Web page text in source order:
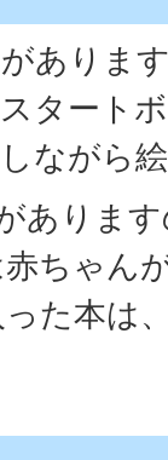
ありま
タート
ながら
ありま
ちゃん
た本は